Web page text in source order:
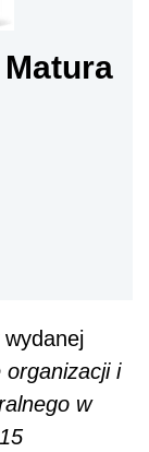
organizacji i
w